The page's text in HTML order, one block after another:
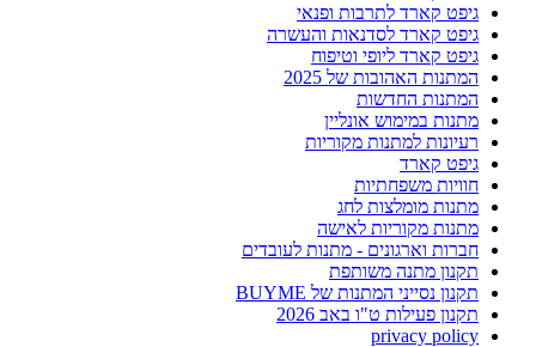
גיפט קארד לתרבות ופנאי
גיפט קארד לסדנאות והעשרה
גיפט קארד ליופי וטיפוח
המתנות האהובות של 2025
המתנות החדשות
מתנות במימוש אונליין
רעיונות למתנות מקוריות
גיפט קארד
חוויות משפחתיות
מתנות מומלצות לחג
מתנות מקוריות לאישה
חברות וארגונים - מתנות לעובדים
תקנון מתנה משותפת
תקנון נסייני המתנות של BUYME
תקנון פעילות ט"ו באב 2026
privacy policy